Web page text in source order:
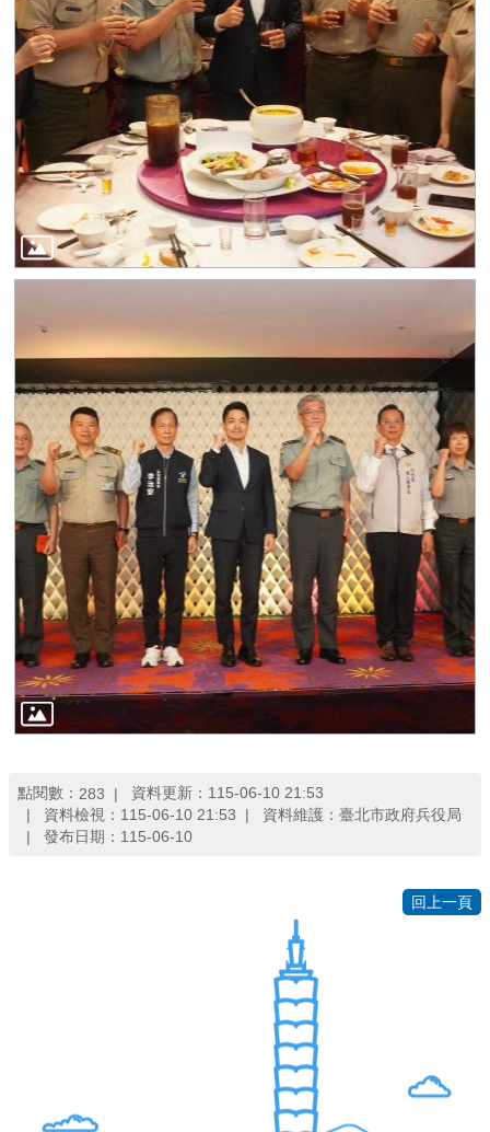
點閱數： 283
資料更新：115-06-10 21:53
資料檢視：115-06-10 21:53
資料維護：臺北市政府兵役局
發布日期：115-06-10
回上一頁